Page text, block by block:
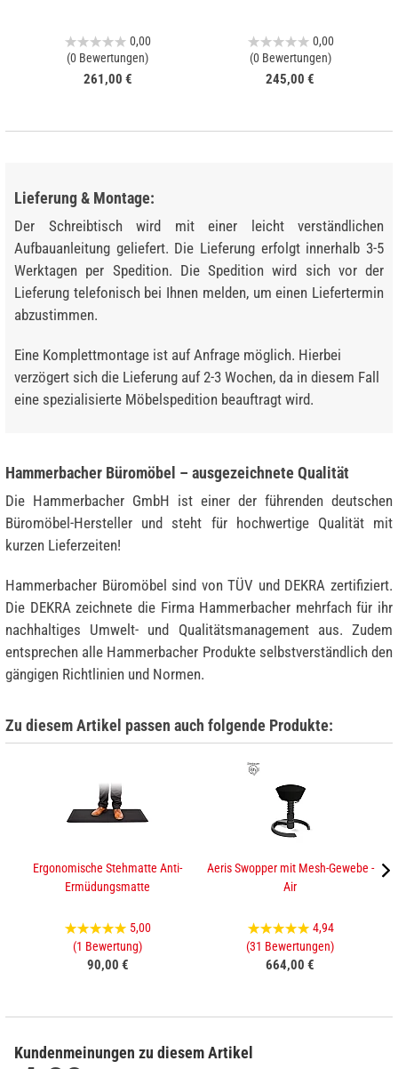
0,00
(0 Bewertungen)
261,00 €
0,00
(0 Bewertungen)
245,00 €
Lieferung & Montage:
Der Schreibtisch wird mit einer leicht verständlichen
Aufbauanleitung geliefert. Die Lieferung erfolgt innerhalb 3-5
Werktagen per Spedition. Die Spedition wird sich vor der
Lieferung telefonisch bei Ihnen melden, um einen Liefertermin
abzustimmen.
Eine Komplettmontage ist auf Anfrage möglich. Hierbei
verzögert sich die Lieferung auf 2-3 Wochen, da in diesem Fall
eine spezialisierte Möbelspedition beauftragt wird.
Hammerbacher Büromöbel – ausgezeichnete Qualität
Die Hammerbacher GmbH ist einer der führenden deutschen
Büromöbel-Hersteller und steht für hochwertige Qualität mit
kurzen Lieferzeiten!
Hammerbacher Büromöbel sind von TÜV und DEKRA zertifiziert.
Die DEKRA zeichnete die Firma Hammerbacher mehrfach für ihr
nachhaltiges Umwelt- und Qualitätsmanagement aus. Zudem
entsprechen alle Hammerbacher Produkte selbstverständlich den
gängigen Richtlinien und Normen.
Zu diesem Artikel passen auch folgende Produkte:
Ergonomische Stehmatte Anti-
Ermüdungsmatte
5,00
(1 Bewertung)
90,00 €
Aeris Swopper mit Mesh-Gewebe -
Air
4,94
(31 Bewertungen)
664,00 €
Kundenmeinungen zu diesem Artikel